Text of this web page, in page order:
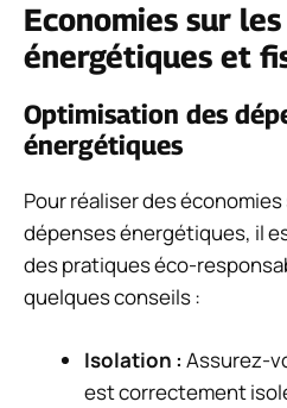
Economies sur
énergétiques et
Optimisation des
énergétiques
Pour réaliser des
dépenses énergétiques, il
des pratiques éco-
quelques conseils :
Isolation : Assurez-
est correctement